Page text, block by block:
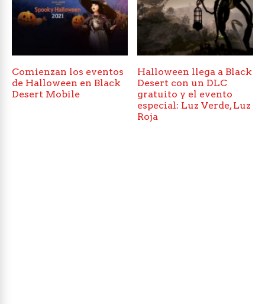
Comienzan los eventos
de Halloween en Black
Desert Mobile
Halloween llega a Black
Desert con un DLC
gratuito y el evento
especial: Luz Verde, Luz
Roja